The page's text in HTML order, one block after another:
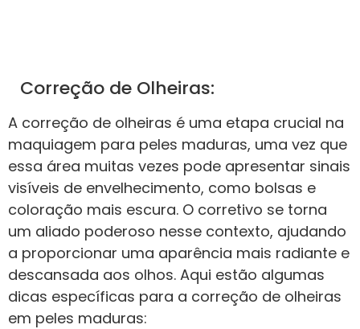
Correção de Olheiras:
A correção de olheiras é uma etapa crucial na
maquiagem para peles maduras, uma vez que
essa área muitas vezes pode apresentar sinais
visíveis de envelhecimento, como bolsas e
coloração mais escura. O corretivo se torna
um aliado poderoso nesse contexto, ajudando
a proporcionar uma aparência mais radiante e
descansada aos olhos. Aqui estão algumas
dicas específicas para a correção de olheiras
em peles maduras: